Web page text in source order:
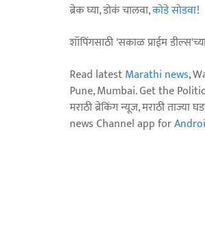
ब्रेक घ्या, डोकं चालवा,कोडे सोडवा!
शॉपिंगसाठी 'सकाळ प्राईम
Read latestMarathi news,
Pune, Mumbai. Get the
मराठी ब्रेकिंग न्यूज, मराठी
news Channel app for